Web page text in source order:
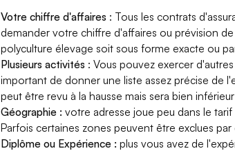
Votre chiffre d'affaires : Tous les contrats
demander votre chiffre d'affaires ou prévision
polyculture élevage soit sous forme exacte ou
Plusieurs activités : Vous pouvez exercer
important de donner une liste assez précise de
peut être revu à la hausse mais sera bien
Géographie :votre adresse joue peu dans le
Parfois certaines zones peuvent être exclues par
Diplôme ou Expérience :plus vous avez de